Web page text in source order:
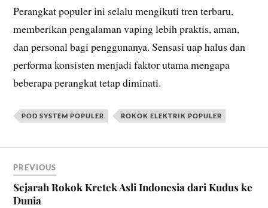
Perangkat populer ini selalu mengikuti tren terbaru,
memberikan pengalaman vaping lebih praktis, aman,
dan personal bagi penggunanya. Sensasi uap halus dan
performa konsisten menjadi faktor utama mengapa
beberapa perangkat tetap diminati.
POD SYSTEM POPULER ROKOK ELEKTRIK POPULER
PREVIOUS
Sejarah Rokok Kretek Asli Indonesia dari Kudus ke
Dunia